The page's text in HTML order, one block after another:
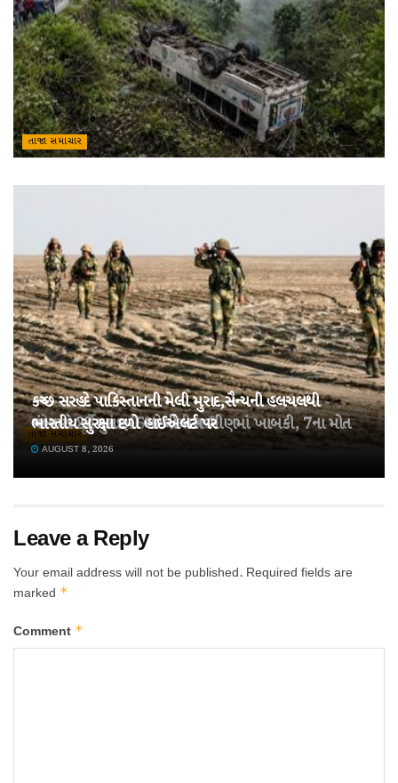
તહેવારો પૂર્વે ખાંડ 15% મોંઘી થઈ!
AUGUST 8, 2026
તાજા સમાચાર
ચંબામાં 22 મુસાફરો ભરેલી બસ ખીણમાં ખાબકી, 7ના મોત
AUGUST 8, 2026
તાજા સમાચાર
કચ્છ સરહદે પાકિસ્તાનની મેલી મુરાદ,સૈન્યની હલચલથી
ભારતીય સુરક્ષા દળો હાઈએલર્ટ પર
AUGUST 8, 2026
Leave a Reply
Your email address will not be published. Required fields are
marked *
Comment *